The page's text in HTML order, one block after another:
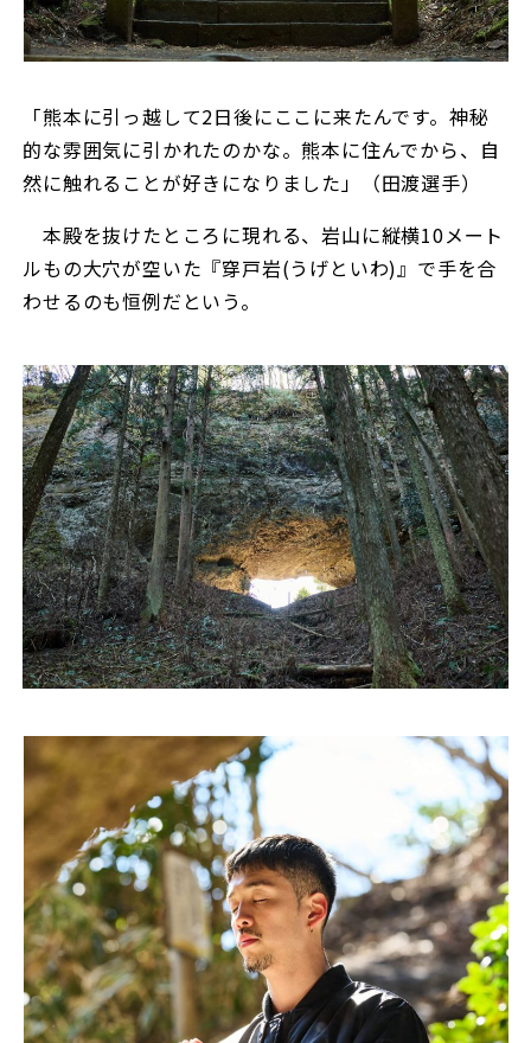
「熊本に引っ越して2日後にここに来たんです。神秘
的な雰囲気に引かれたのかな。熊本に住んでから、自
然に触れることが好きになりました」（田渡選手）
本殿を抜けたところに現れる、岩山に縦横10メート
ルもの大穴が空いた『穿戸岩(うげといわ)』で手を合
わせるのも恒例だという。